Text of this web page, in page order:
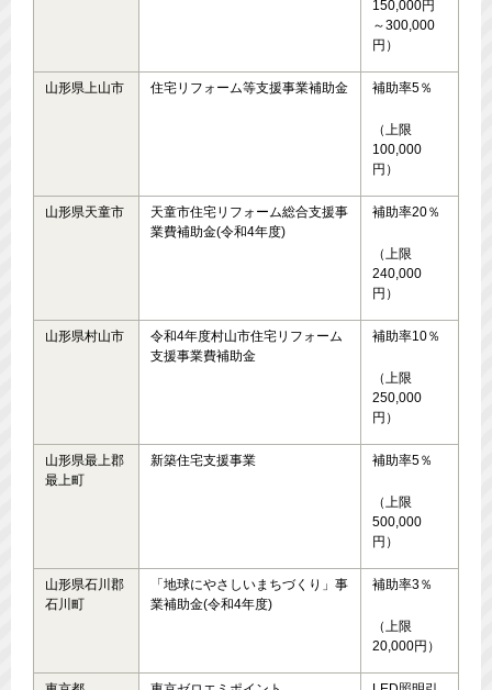
150,000円
～300,000
円）
山形県上山市 住宅リフォーム等支援事業補助金 補助率5％
（上限
100,000
円）
山形県天童市
天童市住宅リフォーム総合支援事
業費補助金(令和4年度)
補助率20％
（上限
240,000
円）
山形県村山市
令和4年度村山市住宅リフォーム
支援事業費補助金
補助率10％
（上限
250,000
円）
山形県最上郡
最上町
新築住宅支援事業 補助率5％
（上限
500,000
円）
山形県石川郡
石川町
「地球にやさしいまちづくり」事
業補助金(令和4年度)
補助率3％
（上限
20,000円）